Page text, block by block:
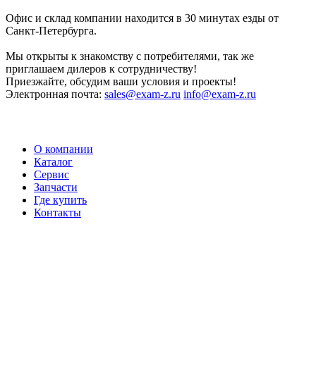
Офис и склад компании находится в 30 минутах езды от
Санкт-Петербурга.
Мы открыты к знакомству с потребителями, так же
приглашаем дилеров к сотрудничеству!
Приезжайте, обсудим ваши условия и проекты!
Электронная почта: sales@exam-z.ru info@exam-z.ru
О компании
Каталог
Сервис
Запчасти
Где купить
Контакты